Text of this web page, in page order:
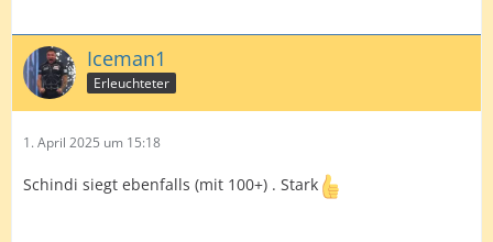
Iceman1
Erleuchteter
1. April 2025 um 15:18
Schindi siegt ebenfalls (mit 100+) . Stark